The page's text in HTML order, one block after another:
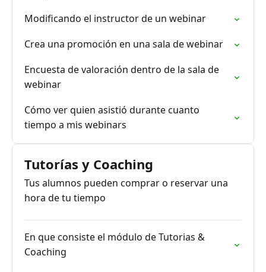
Modificando el instructor de un webinar
Crea una promoción en una sala de webinar
Encuesta de valoración dentro de la sala de
webinar
Cómo ver quien asistió durante cuanto
tiempo a mis webinars
Tutorías y Coaching
Tus alumnos pueden comprar o reservar una
hora de tu tiempo
En que consiste el módulo de Tutorias &
Coaching